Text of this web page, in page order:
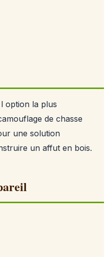
option la plus
de chasse
une solution
un affut en bois.